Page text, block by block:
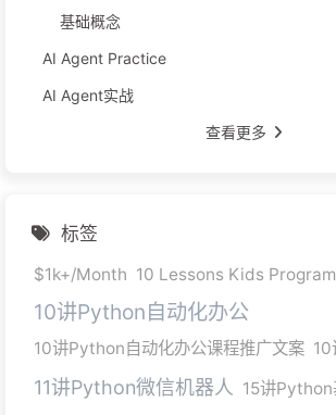
基础概念
AI Agent Practice
AI Agent实战
查看更多
标签
$1k+/Month 10 Lessons Kids
10讲Python自动化办公
10讲Python自动化办公课程推广文案 10
11讲Python微信机器人 15讲Python